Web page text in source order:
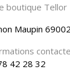
boutique Tellor
Maupin 69002
42 28 32